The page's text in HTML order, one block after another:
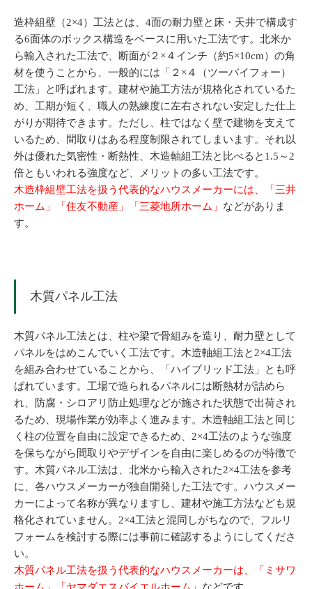
造枠組壁（2×4）工法とは、4面の耐力壁と床・天井で構成す
る6面体のボックス構造をベースに用いた工法です。北米か
ら輸入された工法で、断面が２×４インチ（約5×10cm）の角
材を使うことから、一般的には「２×４（ツーバイフォー）
工法」と呼ばれます。建材や施工方法が規格化されているた
め、工期が短く、職人の熟練度に左右されない安定した仕上
がりが期待できます。ただし、柱ではなく壁で建物を支えて
いるため、間取りはある程度制限されてしまいます。それ以
外は優れた気密性・断熱性、木造軸組工法と比べると1.5～2
倍ともいわれる強度など、メリットの多い工法です。
木造枠組壁工法を扱う代表的なハウスメーカーには、「三井
ホーム」「住友不動産」「三菱地所ホーム」 などがありま
す。
木質パネル工法
木質パネル工法とは、柱や梁で骨組みを造り、耐力壁として
パネルをはめこんでいく工法です。木造軸組工法と2×4工法
を組み合わせていることから、「ハイブリッド工法」とも呼
ばれています。工場で造られるパネルには断熱材が詰めら
れ、防腐・シロアリ防止処理などが施された状態で出荷され
るため、現場作業が効率よく進みます。木造軸組工法と同じ
く柱の位置を自由に設定できるため、2×4工法のような強度
を保ちながら間取りやデザインを自由に楽しめるのが特徴で
す。木質パネル工法は、北米から輸入された2×4工法を参考
に、各ハウスメーカーが独自開発した工法です。ハウスメー
カーによって名称が異なりますし、建材や施工方法なども規
格化されていません。2×4工法と混同しがちなので、フルリ
フォームを検討する際には事前に確認するようにしてくださ
い。
木質パネル工法を扱う代表的なハウスメーカーは、「ミサワ
ホーム」「ヤマダエスバイエルホーム」 などです。